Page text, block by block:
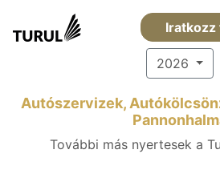
Iratkozz
2026
Autószervizek,
További más nyertesek a